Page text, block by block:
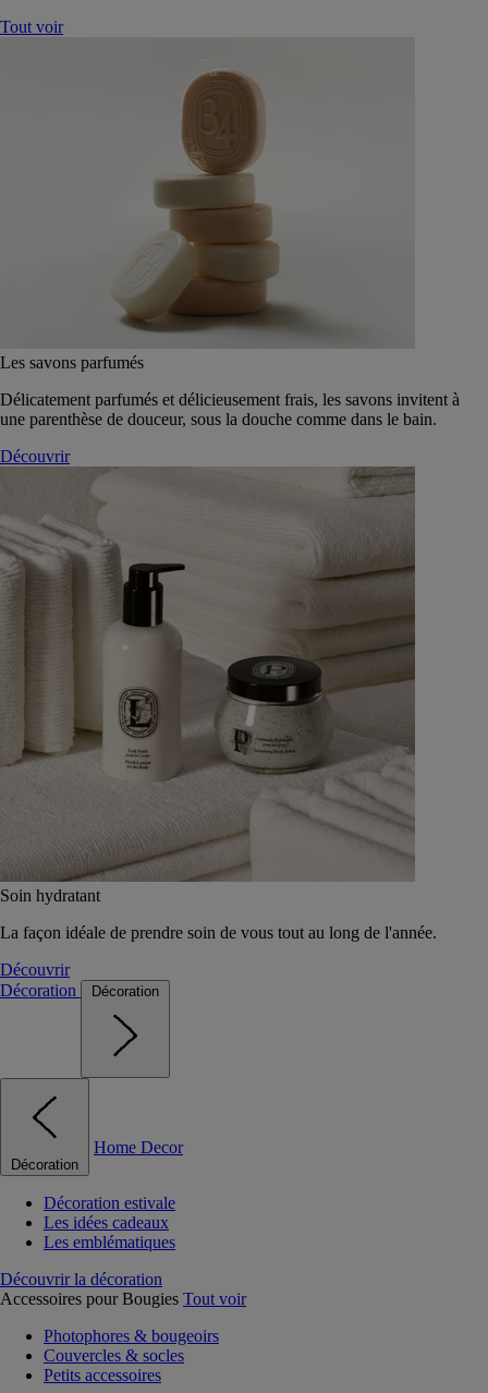
Tout voir
Les savons parfumés
Délicatement parfumés et délicieusement frais, les savons invitent à
une parenthèse de douceur, sous la douche comme dans le bain.
Découvrir
Soin hydratant
La façon idéale de prendre soin de vous tout au long de l'année.
Découvrir
Décoration
Décoration
Décoration
Home Decor
Décoration estivale
Les idées cadeaux
Les emblématiques
Découvrir la décoration
Accessoires pour Bougies Tout voir
Photophores & bougeoirs
Couvercles & socles
Petits accessoires